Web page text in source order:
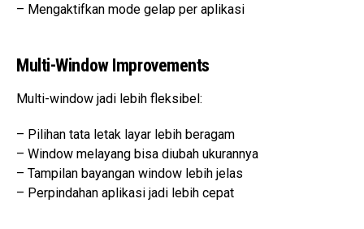
– Mengaktifkan mode gelap per aplikasi
Multi-Window Improvements
Multi-window jadi lebih fleksibel:
– Pilihan tata letak layar lebih beragam
– Window melayang bisa diubah ukurannya
– Tampilan bayangan window lebih jelas
– Perpindahan aplikasi jadi lebih cepat